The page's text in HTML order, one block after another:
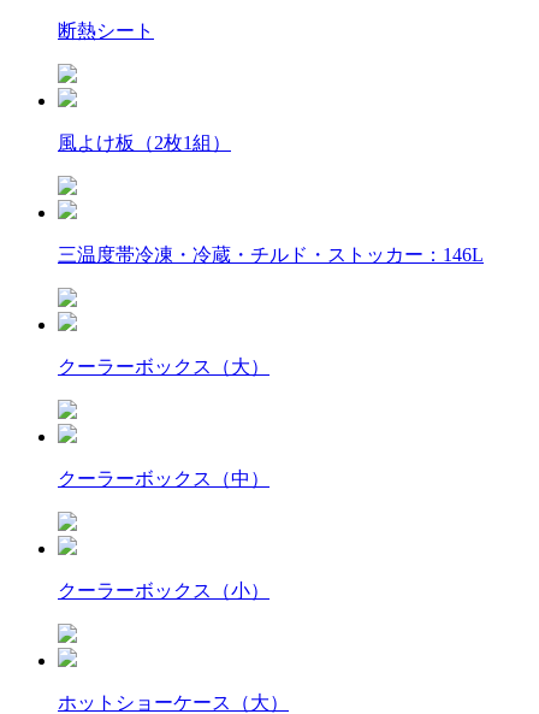
断熱シート
風よけ板（2枚1組）
三温度帯冷凍・冷蔵・チルド・ストッカー：146L
クーラーボックス（大）
クーラーボックス（中）
クーラーボックス（小）
ホットショーケース（大）